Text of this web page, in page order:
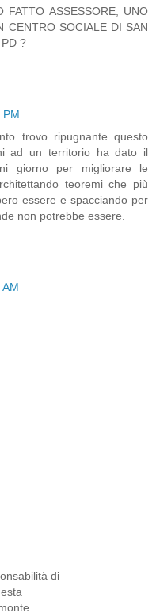
FATTO ASSESSORE, UNO
CENTRO SOCIALE DI SAN
?
PM
trovo ripugnante questo
ad un territorio ha dato il
giorno per migliorare le
teoremi che più
essere e spacciando per
non potrebbe essere.
di